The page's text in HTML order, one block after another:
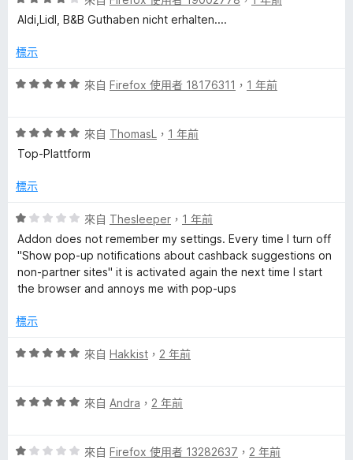
i
e
的
評
論
，
分
分
價
分
滿
分
Aldi,Lidl, B&B Guthaben nicht erhalten....
標示
評
分
，
分
分
來自 Firefox 使用者 18176311 ， 1 年前
評
價
分
滿
分
5
來自 ThomasL ， 1 年前
Top-Plattform
標示
評
價
1
分
，
分
分
來自 Thesleeper ， 1 年前
Addon does not remember my settings. Every time I turn off
"Show pop-up notifications about cashback suggestions on
non-partner sites" it is activated again the next time I start
the browser and annoys me with pop-ups
標示
評
分
分
來自 Hakkist ， 2 年前
評
分
來自 Andra ， 2 年前
評
來自 Firefox 使用者 13282637 ， 2 年前